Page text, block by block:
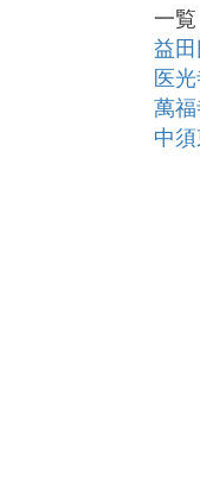
一覧
益
医
萬
中